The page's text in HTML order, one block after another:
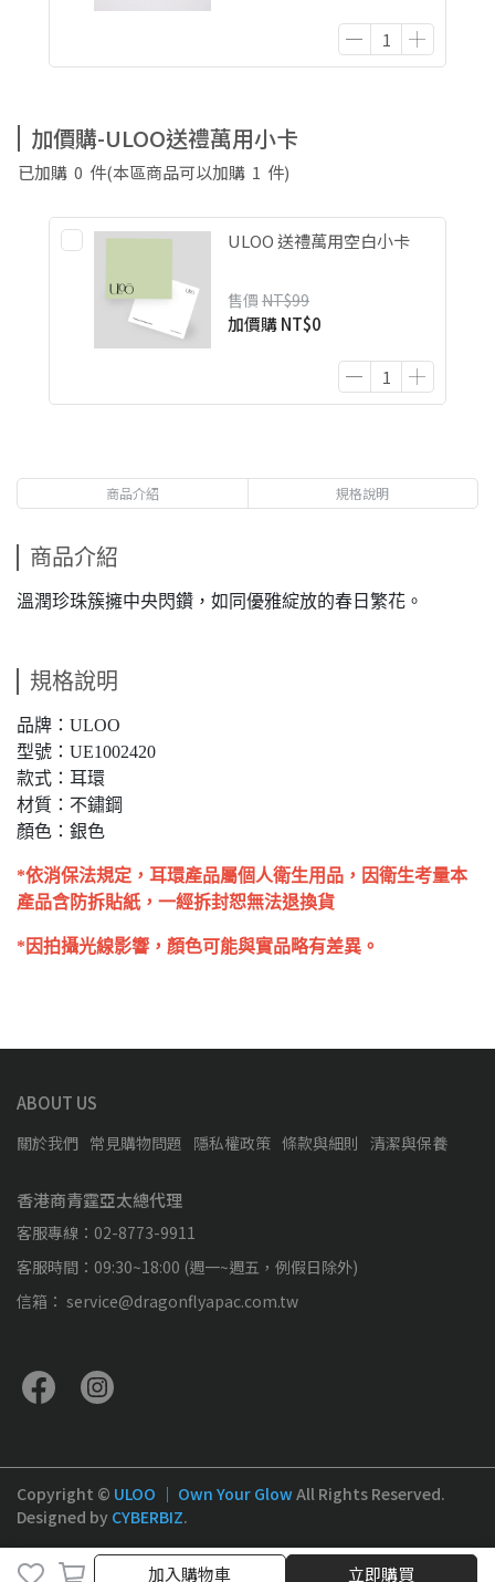
加入購物車 立即購買
加價購-ULOO送禮萬用小卡
已加購 0 件(本區商品可以加購 1 件)
ULOO 送禮萬用空白小卡
售價 NT$99
加價購NT$0
商品介紹 規格說明
商品介紹
溫潤珍珠簇擁中央閃鑽，如同優雅綻放的春日繁花。
規格說明
品牌：ULOO
型號：UE1002420
款式：耳環
材質：不鏽鋼
顏色：銀色
*依消保法規定，耳環產品屬個人衛生用品，因衛生考量本
產品含防拆貼紙，一經拆封恕無法退換貨
*因拍攝光線影響，顏色可能與實品略有差異。
ABOUT US
關於我們 常見購物問題 隱私權政策 條款與細則 清潔與保養
香港商青霆亞太總代理
客服專線：02-8773-9911
客服時間：09:30~18:00 (週一~週五，例假日除外)
信箱： service@dragonflyapac.com.tw
Copyright © ULOO ｜ Own Your Glow All Rights Reserved.
Designed by CYBERBIZ.